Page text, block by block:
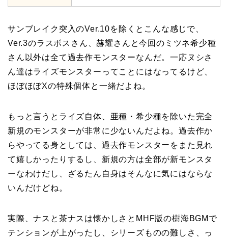
サンブレイク突入のVer.10を除くとこんな感じで、
Ver.3のラスボスさん、赫耀さんと今回のミツネ希少種
さん以外は全て過去作モンスターなんだ。一応ヌシさ
ん達はライズモンスターってことにはなってるけど、
ほぼほぼXの特殊個体と一緒だよね。
もっと言うとライズ自体、亜種・希少種を除いた完全
新規のモンスターが非常に少ないんだよね。過去作か
らやってる身としては、過去作モンスターをまた見れ
て嬉しかったりするし、新規の方は全部が新モンスタ
ーなわけだし、ざるたん自身はそんなに気にはならな
いんだけどね。
実際、ナスと茶ナスは懐かしさとMHF版の樹海BGMで
テンションが上がったし、シリーズものの難しさ、っ